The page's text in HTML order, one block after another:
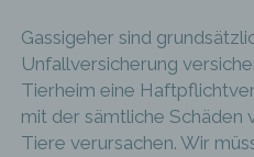
Gassigeher sind
Unfallversicherung
Tierheim eine
mit der sämtliche Schäden
Tiere verursachen. Wir